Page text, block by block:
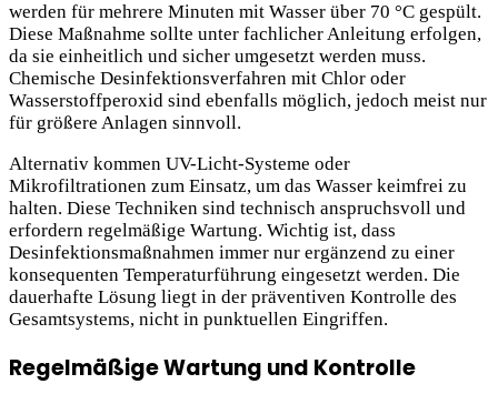
werden für mehrere Minuten mit Wasser über 70 °C gespült.
Diese Maßnahme sollte unter fachlicher Anleitung erfolgen,
da sie einheitlich und sicher umgesetzt werden muss.
Chemische Desinfektionsverfahren mit Chlor oder
Wasserstoffperoxid sind ebenfalls möglich, jedoch meist nur
für größere Anlagen sinnvoll.
Alternativ kommen UV-Licht-Systeme oder
Mikrofiltrationen zum Einsatz, um das Wasser keimfrei zu
halten. Diese Techniken sind technisch anspruchsvoll und
erfordern regelmäßige Wartung. Wichtig ist, dass
Desinfektionsmaßnahmen immer nur ergänzend zu einer
konsequenten Temperaturführung eingesetzt werden. Die
dauerhafte Lösung liegt in der präventiven Kontrolle des
Gesamtsystems, nicht in punktuellen Eingriffen.
Regelmäßige Wartung und Kontrolle